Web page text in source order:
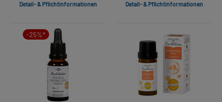
Detail- & Pflichtinformationen Detail- & Pflichtinformationen
-25%*